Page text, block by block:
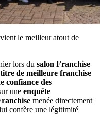
le meilleur atout de
lors du salon Franchise
titre de meilleure franchise
confiance des
une enquête
menée directement
confère une légitimité